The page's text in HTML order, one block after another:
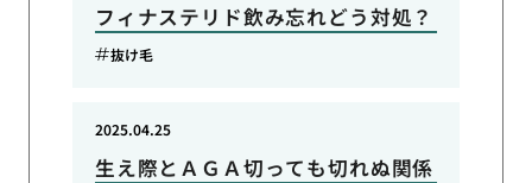
フィナステリド飲み忘れどう対処？
抜け毛
生え際とＡＧＡ切っても切れぬ関係
2025.04.25